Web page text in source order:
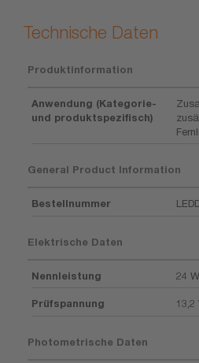
Technische Daten
Produktinformation
Anwendung (Kategorie-
und produktspezifisch)
General Product Information
Bestellnummer
Elektrische Daten
Nennleistung 24 W
Prüfspannung 13,2
Photometrische Daten